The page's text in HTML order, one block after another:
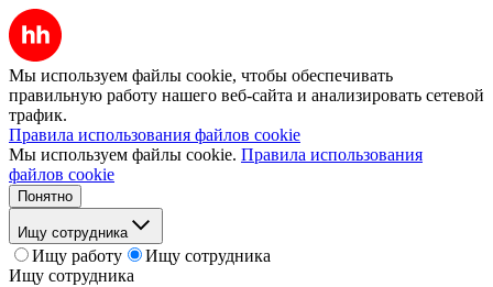
Мы используем файлы cookie, чтобы обеспечивать
правильную работу нашего веб-сайта и анализировать сетевой
трафик.
Правила использования файлов cookie
Мы используем файлы cookie. Правила использования
файлов cookie
Понятно
Ищу сотрудника
Ищу работу
Ищу сотрудника
Ищу сотрудника